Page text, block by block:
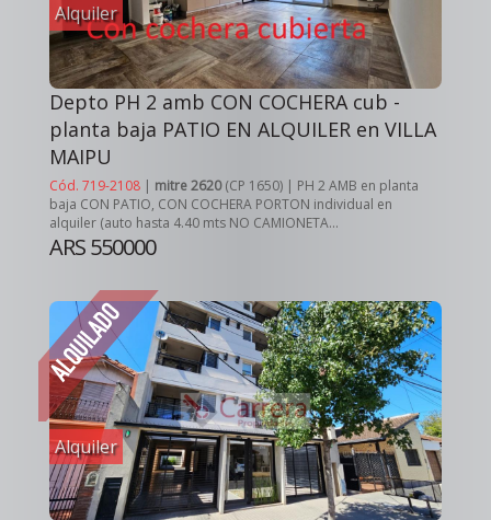
Alquiler
Depto PH 2 amb CON COCHERA cub -
planta baja PATIO EN ALQUILER en VILLA
MAIPU
Cód. 719-2108 | mitre 2620(CP 1650) | PH 2 AMB en planta
baja CON PATIO, CON COCHERA PORTON individual en
alquiler (auto hasta 4.40 mts NO CAMIONETA...
ARS 550000
Alquiler